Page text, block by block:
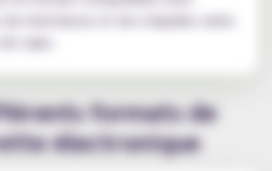
de résistances et de e-liquides selon
vape.
formats de
électronique